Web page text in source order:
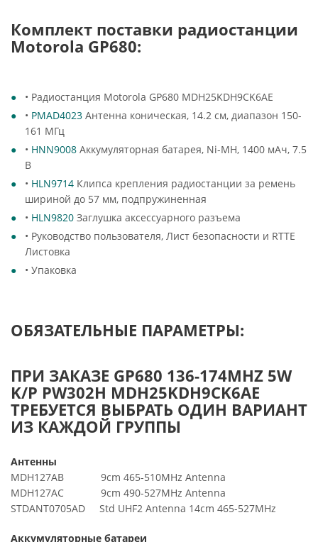
Комплект поставки радиостанции
Motorola GP680:
• Радиостанция Motorola GP680 MDH25KDH9CK6AE
• PMAD4023 Антенна коническая, 14.2 см, диапазон 150-
161 МГц
• HNN9008 Аккумуляторная батарея, Ni-MH, 1400 мАч, 7.5
В
• HLN9714 Клипса крепления радиостанции за ремень
шириной до 57 мм, подпружиненная
• HLN9820 Заглушка аксессуарного разъема
• Руководство пользователя, Лист безопасности и RTTE
Листовка
• Упаковка
ОБЯЗАТЕЛЬНЫЕ ПАРАМЕТРЫ:
ПРИ ЗАКАЗЕ GP680 136-174MHZ 5W
K/P PW302H MDH25KDH9CK6AE
ТРЕБУЕТСЯ ВЫБРАТЬ ОДИН ВАРИАНТ
ИЗ КАЖДОЙ ГРУППЫ
Антенны
MDH127AB 9cm 465-510MHz Antenna
MDH127AC 9cm 490-527MHz Antenna
STDANT0705AD Std UHF2 Antenna 14cm 465-527MHz
Аккумуляторные батареи